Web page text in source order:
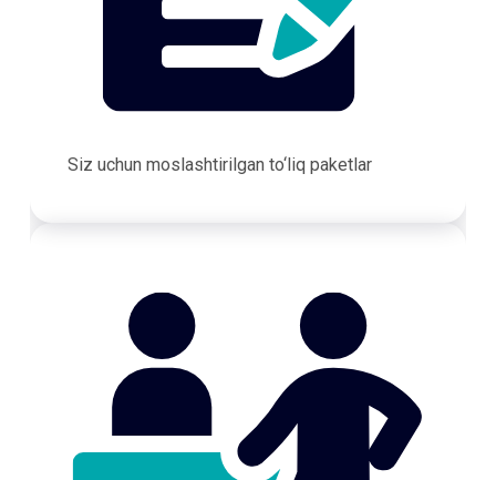
Siz uchun moslashtirilgan to‘liq paketlar